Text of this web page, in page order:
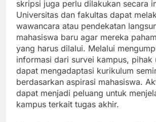
skripsi juga perlu dilakukan secara
Universitas dan fakultas dapat
wawancara atau pendekatan
mahasiswa baru agar mereka
yang harus dilalui. Melalui
informasi dari survei kampus, pihak
dapat mengadaptasi kurikulum
berdasarkan aspirasi mahasiswa.
dapat menjadi peluang untuk
kampus terkait tugas akhir.